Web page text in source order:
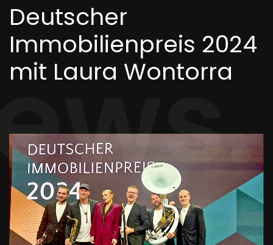
Deutscher
Immobilienpreis 2024
mit Laura Wontorra